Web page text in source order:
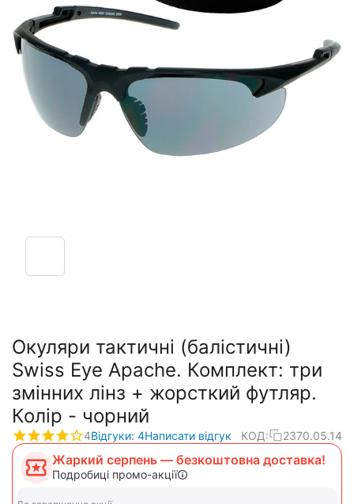
Окуляри тактичні (балістичні)
Swiss Eye Apache. Комплект: три
змінних лінз + жорсткий футляр.
Колір - чорний
4Відгуки: 4Написати відгук КОД: 2370.05.14
Жаркий серпень — безкоштовна доставка!
Подробиці промо-акції